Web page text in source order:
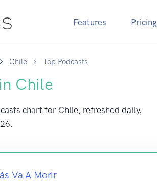
Features Pricing
Chile Top Podcasts
Chile
chart for Chile, refreshed daily.
.
Va A Morir